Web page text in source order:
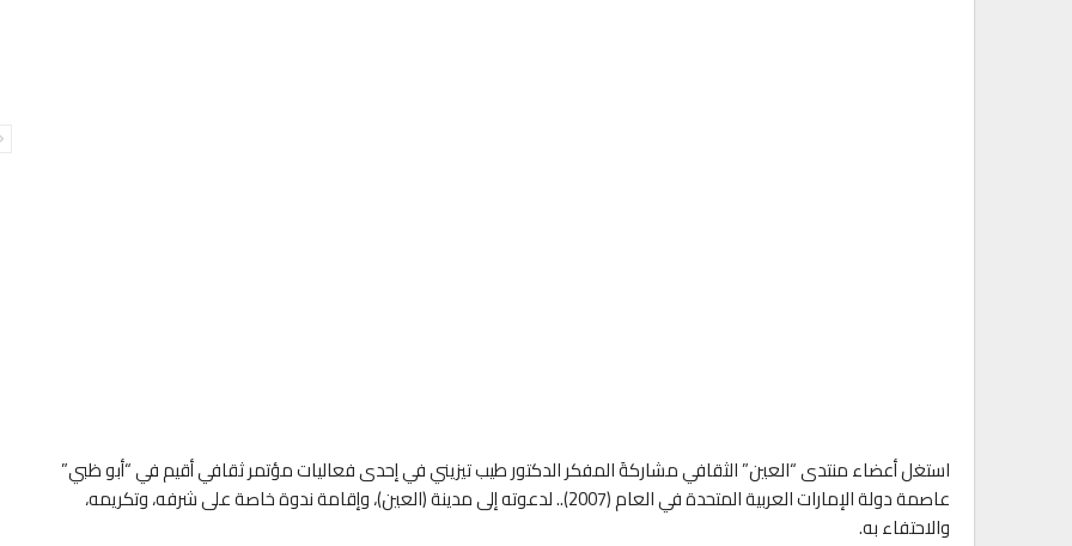
استغل أعضاء منتدى “العين” الثقافي مشاركةَ المفكر الدكتور طيب تيزيني في إحدى فعاليات مؤتمر ثقافي أقيم في “أبو ظبي”
عاصمة دولة الإمارات العربية المتحدة في العام (2007).. لدعوته إلى مدينة (العين)، وإقامة ندوة خاصة على شرفه، وتكريمه،
والاحتفاء به.